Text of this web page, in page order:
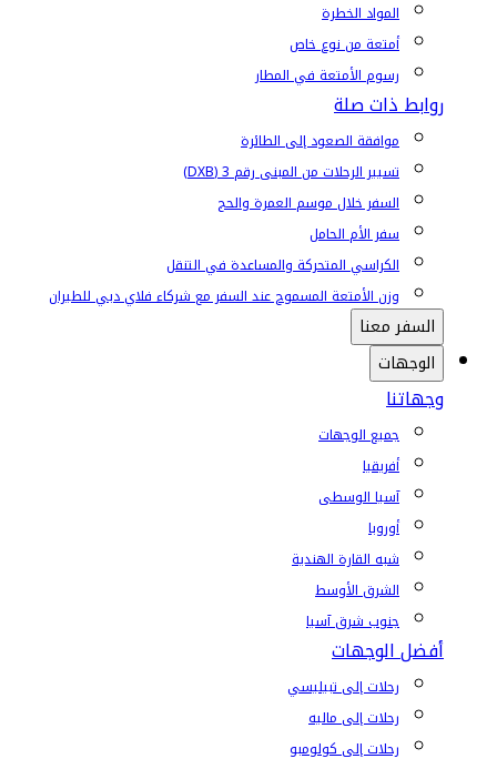
المواد الخطرة
أمتعة من نوع خاص
رسوم الأمتعة في المطار
روابط ذات صلة
موافقة الصعود إلى الطائرة
تسيير الرحلات من المبنى رقم 3 (DXB)
السفر خلال موسم العمرة والحج
سفر الأم الحامل
الكراسي المتحركة والمساعدة في التنقل
وزن الأمتعة المسموح عند السفر مع شركاء فلاي دبي للطيران
السفر معنا
الوجهات
وجهاتنا
جميع الوجهات
أفريقيا
آسيا الوسطى
أوروبا
شبه القارة الهندية
الشرق الأوسط
جنوب شرق آسيا
أفضل الوجهات
رحلات إلى تبيليسي
رحلات إلى ماليه
رحلات إلى كولومبو